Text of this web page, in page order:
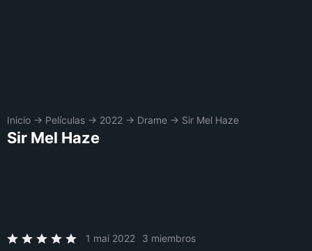
Inicio → Películas → 2022 → Drame → Sir Mel Haze
Sir Mel Haze
1 mai 2022 3 miembros